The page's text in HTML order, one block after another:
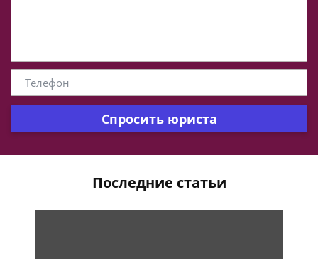
Спросить юриста
Последние статьи